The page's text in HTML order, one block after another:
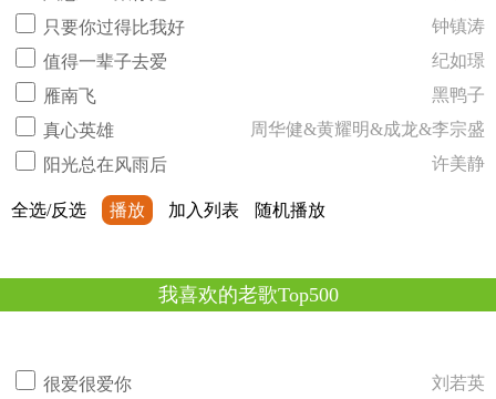
只要你过得比我好
钟镇涛
值得一辈子去爱
纪如璟
雁南飞
黑鸭子
真心英雄
周华健&黄耀明&成龙&李宗盛
阳光总在风雨后
许美静
全选/反选 播放 加入列表 随机播放
我喜欢的老歌Top500
很爱很爱你
刘若英